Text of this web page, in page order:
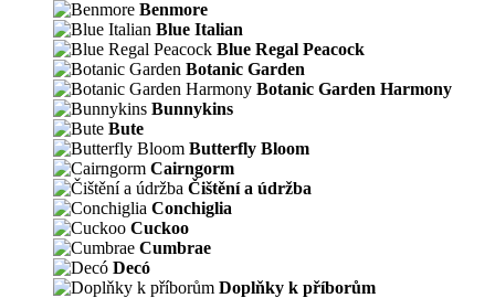
Benmore
Blue Italian
Blue Regal Peacock
Botanic Garden
Botanic Garden Harmony
Bunnykins
Bute
Butterfly Bloom
Cairngorm
Čištění a údržba
Conchiglia
Cuckoo
Cumbrae
Decó
Doplňky k příborům